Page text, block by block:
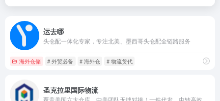
运去哪
头仓配一体化专家，专注北美、墨西哥头仓配全链路服务
海外仓储 # 外贸必备 # 海外仓 # 物流货代
圣克拉里国际物流